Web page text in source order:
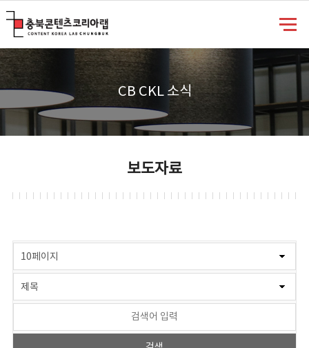
CB CKL 소식
보도자료